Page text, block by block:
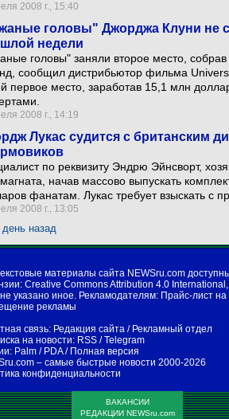
2008 г., 15:40
головы" Джорджа Клуни не
недели
головы" заняли второе место,
сообщил дистрибьютор фильма
первое место, заработав 15,1 млн
2008 г., 14:19
Лукас судится с британским
по реквизиту Эндрю Эйнсворт,
начав массово выпускать
фанатам. Лукас требует взыскать с
2008 г., 13:05
день назад
материалы сайта NEWSru.com
Creative Commons Attribution 4.0 International ,
указано иное. Рекламодателям: Прайс-лист на
рекламы
связь: Редакция сайта / Рекламный отдел
на новости: RSS /Telegram
Palm / PDA/ Полная версия
– самые быстрые новости 2000-2026
конфиденциальности
ВАКАНСИИ
РЕДАКЦИИ NEWSru.com